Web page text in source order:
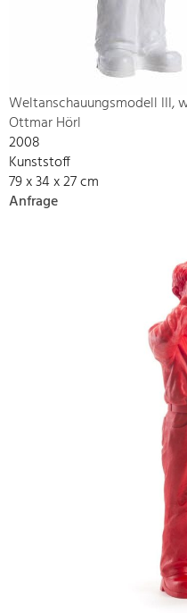
Weltanschauungsmodell III,
Ottmar Hörl
2008
Kunststoff
79 x 34 x 27 cm
Anfrage